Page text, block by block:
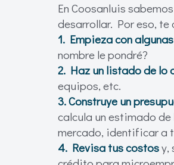
En Coosanluis
desarrollar. Por eso,
1. Empieza con
nombre le pondré?
2. Haz un listado de lo
equipos, etc.
3. Construye un
calcula un estimado
mercado, identificar a
4. Revisa tus costosy,